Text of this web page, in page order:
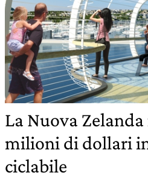
La Nuova
milioni di dollari
ciclabile